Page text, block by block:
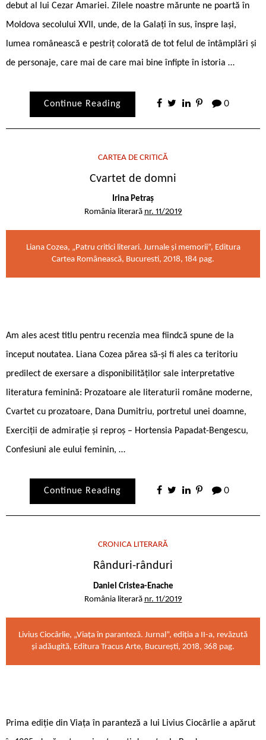
debut al lui Cezar Amariei. Zilele noastre mărunte ne poartă în
Moldova secolului XVII, unde, de la Galați în sus, înspre Iași,
lumea românească e pestriț colorată de tot felul de întâmplări și
de personaje, care mai de care mai bine înfipte în istoria …
Continue Reading 0
CARTEA DE CRITICĂ
Cvartet de domni
Irina Petraș
România literară nr. 11/2019
Liana Cozea, „Patru critici literari. Jurnale și memorii”, Editura
Cartea Românească, Bucuresti, 2018, 184 pag.
Am ales acest titlu pentru recenzia mea fiindcă spune de la
început noutatea. Liana Cozea părea să-și fi ales ca teritoriu
predilect de exersare a disponibilităților sale interpretative
literatura feminină: Prozatoare ale literaturii române moderne,
Cvartet cu prozatoare, Dana Dumitriu, portretul unei doamne,
Exerciții de admirație și reproș – Hortensia Papadat-Bengescu,
Confesiuni ale eului feminin, …
Continue Reading 0
CRONICA LITERARĂ
Rânduri-rânduri
Daniel Cristea-Enache
România literară nr. 11/2019
Livius Ciocârlie, „Viața în paranteză. Jurnal”, ediția a II-a, revăzută
și adăugită, Editura Tracus Arte, București, 2018, 368 pag.
Prima ediție din Viața în paran­teză a lui Livius Ciocârlie a apărut